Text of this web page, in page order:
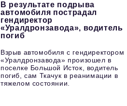
В результате подрыва
автомобиля пострадал
гендиректор
«Уралдронзавода», водитель
погиб
Взрыв автомобиля с гендиректором
«Уралдронзавода» произошел в
поселке Большой Исток, водитель
погиб, сам Ткачук в реанимации в
тяжелом состоянии.